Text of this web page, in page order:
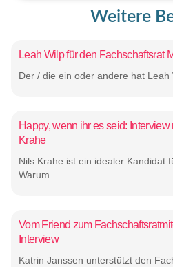
Weitere
Leah Wilp für den Fachschaftsrat
Der / die ein oder andere hat Leah
Happy, wenn ihr es seid:
Krahe
Nils Krahe ist ein idealer Kandidat
Warum
Vom Friend zum
Interview
Katrin Janssen unterstützt den